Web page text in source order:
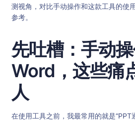
测视角，对比手动操作和这款工具的使
参考。
先吐槽：手动
Word，这些痛
人
在使用工具之前，我最常用的就是“PPT